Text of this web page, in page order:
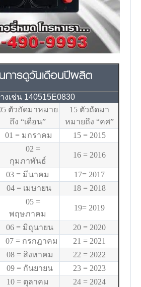
การดูวันเดือนปีผลิต
งเช่น 140515E0830
ตัวถัดมาหมาย
ถึง “เดือน”
15 ตัวถัดมา
หมายถึง “คศ”
01 = มกราคม 15 = 2015
02 =
กุมภาพันธ์
16 = 2016
03 = มีนาคม
17= 2017
04 = เมษายน 18 = 2018
05 =
พฤษภาคม
19= 2019
06 = มิถุนายน
20 = 2020
07 = กรกฎาคม
21 = 2021
08 = สิงหาคม
22 = 2022
09 = กันยายน
23 = 2023
10 = ตุลาคม 24 = 2024